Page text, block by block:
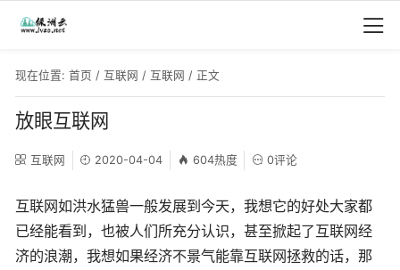
现在位置: 首页 / 互联网 / 互联网 / 正文
放眼互联网
互联网 2020-04-04 604热度 0评论
互联网如洪水猛兽一般发展到今天，我想它的好处大家都
已经能看到，也被人们所充分认识，甚至掀起了互联网经
济的浪潮，我想如果经济不景气能靠互联网拯救的话，那